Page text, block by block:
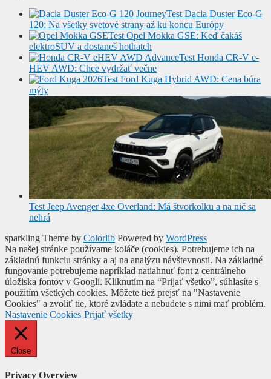
Test Dacia Duster Eco-G
120: Na všetky svetové strany až ku koncu Európy
Test Opel Mokka GSE: Keď čakáš
elektroSUV a dostaneš hothatch
Test Honda CR-V e-
HEV AWD: Chce vydržať večne
Test Ford Kuga Hybrid AWD: Cena búra
mýty
Test Jeep Avenger 4xe Overland: Má štvorkolku a na nič sa
nehrá
sparkling Theme by Colorlib Powered by WordPress
Na našej stránke používame koláče (cookies). Potrebujeme ich na
základnú funkciu stránky a aj na analýzu návštevnosti. Na základné
fungovanie potrebujeme napríklad natiahnuť font z centrálneho
úložiska fontov v Googli. Kliknutím na “Prijať všetko”, súhlasíte s
použitím všetkých cookies. Môžete tiež prejsť na "Nastavenie
Cookies" a zvoliť tie, ktoré zvládate a nebudete s nimi mať problém.
Nastavenie Cookies Prijať všetky
Close
Privacy Overview